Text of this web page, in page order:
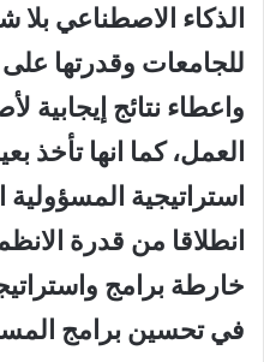
الذكاء الاصطناعي بلا
للجامعات وقدرتها
واعطاء نتائج
العمل، كما انها تأخذ
استراتيجية المسؤولية
انطلاقا من قدرة
خارطة برامج
في تحسين برامج